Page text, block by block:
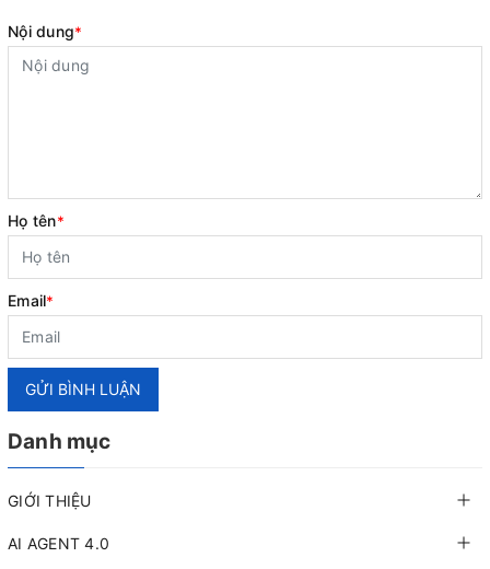
Nội dung*
Họ tên*
Email*
GỬI BÌNH LUẬN
Danh mục
GIỚI THIỆU
AI AGENT 4.0